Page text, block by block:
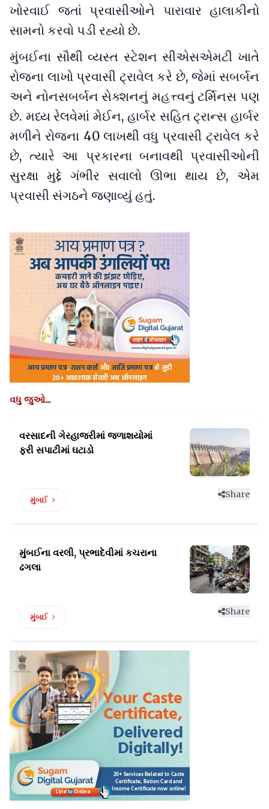
ખોરવાઈ જતાં પ્રવાસીઓને પારાવાર હાલાકીનો
સામનો કરવો પડી રહ્યો છે.
મુંબઈના સૌથી વ્યસ્ત સ્ટેશન સીએસએમટી ખાતે
રોજના લાખો પ્રવાસી ટ્રાવેલ કરે છે, જેમાં સબર્બન
અને નોનસબર્બન સેક્શનનું મહત્ત્વનું ટર્મિનસ પણ
છે. મધ્ય રેલવેમાં મેઈન, હાર્બર સહિત ટ્રાન્સ હાર્બર
મળીને રોજના 40 લાખથી વધુ પ્રવાસી ટ્રાવેલ કરે
છે, ત્યારે આ પ્રકારના બનાવથી પ્રવાસીઓની
સુરક્ષા મુદ્દે ગંભીર સવાલો ઊભા થાય છે, એમ
પ્રવાસી સંગઠને જણાવ્યું હતું.
વધુ જુઓ...
વરસાદની ગેરહાજરીમાં જળાશયોમાં
ફરી સપાટીમાં ઘટાડો
મુંબઈ
Share
મુંબઈના વરલી, પ્રભાદેવીમાં કચરાના
ઢગલા
મુંબઈ
Share